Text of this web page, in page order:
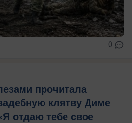
0
прочитала
клятву Диме
отдаю тебе свое